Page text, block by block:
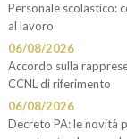
Personale scolastico:
al lavoro
06/08/2026
Accordo sulla
CCNL di riferimento
06/08/2026
Decreto PA: le novità